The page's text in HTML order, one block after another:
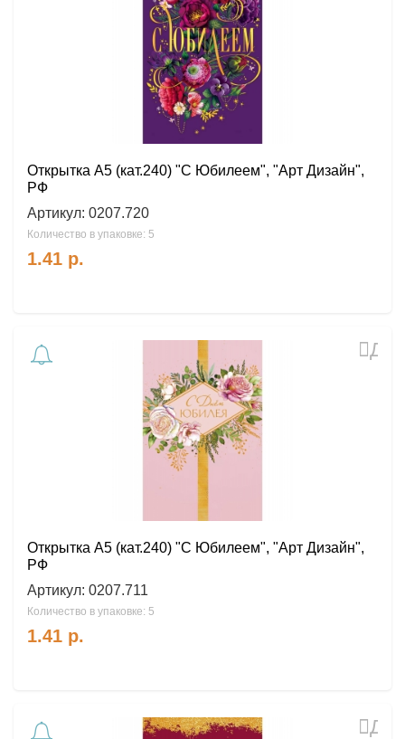
Открытка А5 (кат.240) "С Юбилеем", "Арт Дизайн",
РФ
Артикул: 0207.720
Количество в упаковке: 5
1.41 р.
Открытка А5 (кат.240) "С Юбилеем", "Арт Дизайн",
РФ
Артикул: 0207.711
Количество в упаковке: 5
1.41 р.